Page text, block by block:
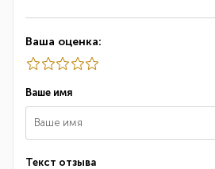
Ваша оценка:
Ваше имя
Текст отзыва